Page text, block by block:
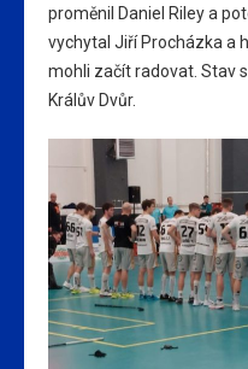
proměnil Daniel Riley a
vychytal Jiří Procházka a
mohli začít radovat. Stav
Králův Dvůr.